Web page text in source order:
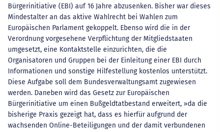
Bürgerinitiative (EBI) auf 16 Jahre abzusenken. Bisher war dieses
Mindestalter an das aktive Wahlrecht bei Wahlen zum
Europäischen Parlament gekoppelt. Ebenso wird die in der
Verordnung vorgesehene Verpflichtung der Mitgliedstaaten
umgesetzt, eine Kontaktstelle einzurichten, die die
Organisatoren und Gruppen bei der Einleitung einer EBI durch
Informationen und sonstige Hilfestellung kostenlos unterstützt.
Diese Aufgabe soll dem Bundesverwaltungsamt zugewiesen
werden. Daneben wird das Gesetz zur Europäischen
Bürgerinitiative um einen Bußgeldtatbestand erweitert, »da die
bisherige Praxis gezeigt hat, dass es hierfür aufgrund der
wachsenden Online-Beteiligungen und der damit verbundenen